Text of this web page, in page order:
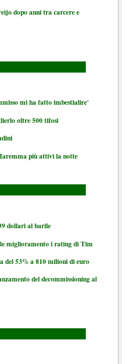
dopo anni tra carcere e
mi ha fatto imbestialire'
oltre 500 tifosi
più attivi la notte
dollari al barile
miglioramento i rating di Tim
del 53% a 810 milioni di euro
del decommissioning al